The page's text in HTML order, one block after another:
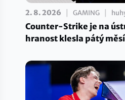
2. 8. 2026 GAMING
Counter-Strike je na
hranost klesla pátý